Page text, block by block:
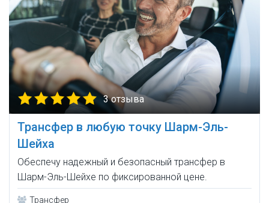
3 отзыва
Трансфер в любую точку Шарм-Эль-
Шейха
Обеспечу надежный и безопасный трансфер в
Шарм-Эль-Шейхе по фиксированной цене.
Трансфер